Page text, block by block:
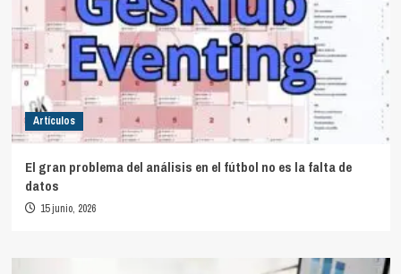
Artículos
El gran problema del análisis en el fútbol no es la falta de
datos
15 junio, 2026